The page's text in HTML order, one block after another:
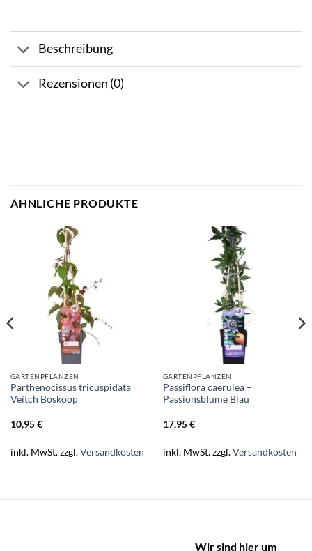
Beschreibung
Rezensionen (0)
ÄHNLICHE PRODUKTE
GARTENPFLANZEN
Parthenocissus tricuspidata
Veitch Boskoop
10,95€
inkl. MwSt.zzgl.Versandkosten
GARTENPFLANZEN
Passiflora caerulea –
Passionsblume Blau
17,95€
inkl. MwSt.zzgl.Versandkosten
Wir sind hier um